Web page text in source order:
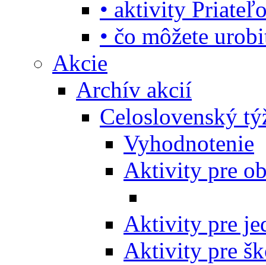
• aktivity
• čo môžete
Akcie
Archív akcií
Celoslovenský
Vyhodnotenie
Aktivity pre
Aktivity pre
Aktivity pre